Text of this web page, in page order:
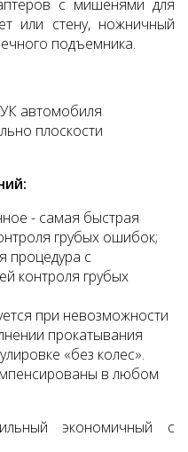
с мишенями для
или стену, ножничный
подъемника.
автомобиля
плоскости
- самая быстрая
грубых ошибок;
процедура с
контроля грубых
при невозможности
прокатывания
«без колес».
в любом
экономичный с